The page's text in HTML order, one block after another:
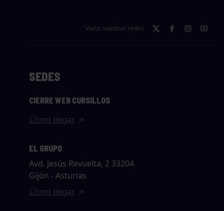
Visita nuestras redes
SEDES
CIERRE WEB CURSILLOS
Cómo llegar
EL GRUPO
Avd. Jesús Revuelta, 2 33204
Gijón - Asturias
Cómo llegar